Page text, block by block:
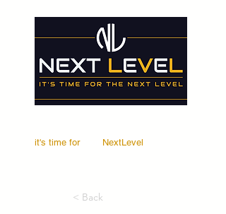
it's time for NextLevel
< Back